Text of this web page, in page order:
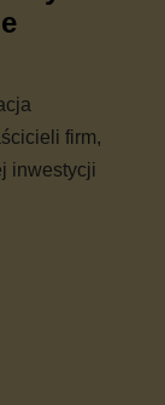
firm,
inwestycji